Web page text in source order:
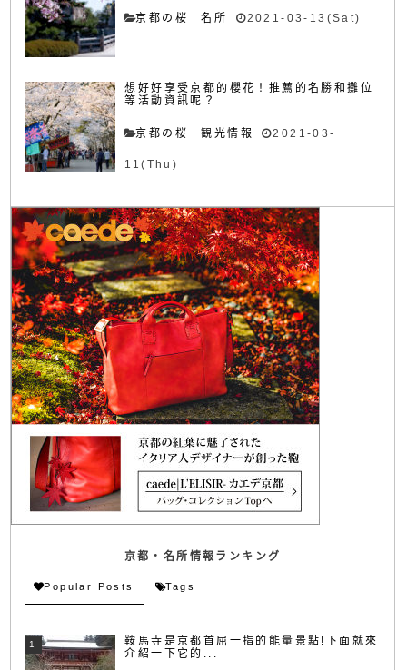
京都の桜 名所 2021-03-13(Sat)
想好好享受京都的櫻花！推薦的名勝和攤位
等活動資訊呢？
京都の桜 観光情報 2021-03-
11(Thu)
京都・名所情報ランキング
Popular Posts Tags
鞍馬寺是京都首屈一指的能量景點!下面就來
介紹一下它的...